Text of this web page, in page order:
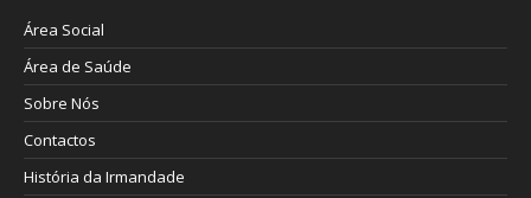
Área Social
Área de Saúde
Sobre Nós
Contactos
História da Irmandade